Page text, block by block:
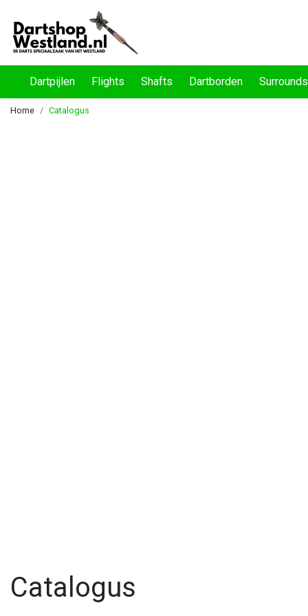
Dartpijlen Flights Shafts Dartborden Surrounds
Home Catalogus
Catalogus